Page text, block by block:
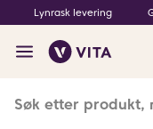
Lynrask levering